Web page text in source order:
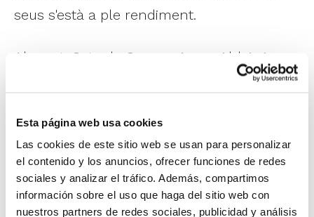
Esta página web usa cookies
Las cookies de este sitio web se usan para personalizar
el contenido y los anuncios, ofrecer funciones de redes
sociales y analizar el tráfico. Además, compartimos
información sobre el uso que haga del sitio web con
nuestros partners de redes sociales, publicidad y análisis
seus s'està a ple rendiment.
Alacant, Gata de Gorgos, Anna, Aldaia i
temporada integren el Programa de
Tecnificació, la iniciativa que la Federació
desenvolupa en col·laboració amb els
clubs per a ajudar a estos jóvens talents